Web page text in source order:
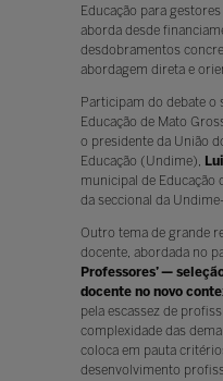
Educação para
aborda desde
desdobramentos
abordagem direta e
Participam do debate o
Educação de Mato
o presidente da União
Educação (Undime),
municipal de Educação
da seccional da
Outro tema de grande
docente, abordada no
Professores’ —
docente no novo
pela escassez de
complexidade das
coloca em pauta
desenvolvimento